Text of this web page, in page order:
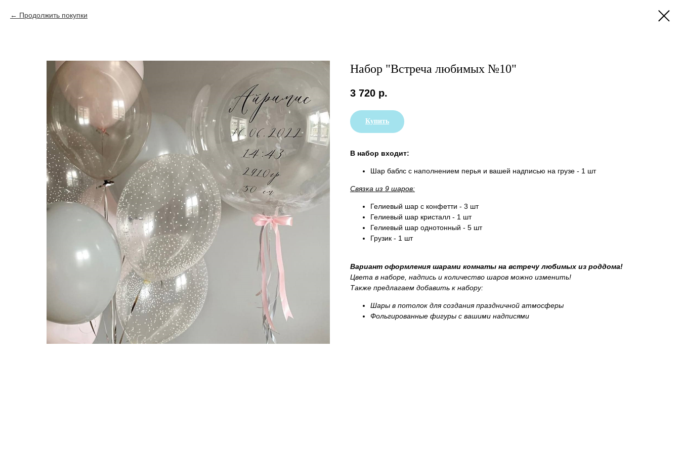
Продолжить покупки
Набор "Встреча любимых №10"
3 720 р.
Купить
В набор входит:
Шар баблс с наполнением перья и вашей надписью на грузе - 1 шт
Связка из 9 шаров:
Гелиевый шар с конфетти - 3 шт
Гелиевый шар кристалл - 1 шт
Гелиевый шар однотонный - 5 шт
Грузик - 1 шт
Вариант оформления шарами комнаты на встречу любимых из роддома!
Цвета в наборе, надпись и количество шаров можно изменить!
Также предлагаем добавить к набору:
Шары в потолок для создания праздничной атмосферы
Фольгированные фигуры с вашими надписями